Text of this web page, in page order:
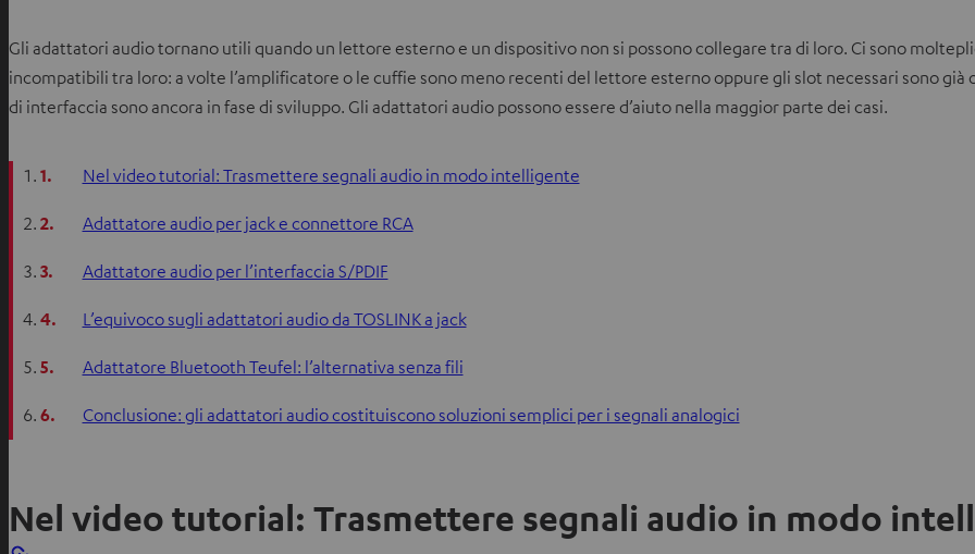
Gli adattatori audio tornano utili quando un lettore esterno e un dispositivo non si possono collegare tra di loro. Ci sono
incompatibili tra loro: a volte l’amplificatore o le cuffie sono meno recenti del lettore esterno oppure gli slot necessari sono
di interfaccia sono ancora in fase di sviluppo. Gli adattatori audio possono essere d’aiuto nella maggior parte dei casi.
1. Nel video tutorial: Trasmettere segnali audio in modo intelligente
2. Adattatore audio per jack e connettore RCA
3. Adattatore audio per l’interfaccia S/PDIF
4. L’equivoco sugli adattatori audio da TOSLINK a jack
5. Adattatore Bluetooth Teufel: l’alternativa senza fili
6. Conclusione: gli adattatori audio costituiscono soluzioni semplici per i segnali analogici
Nel video tutorial: Trasmettere segnali audio in modo